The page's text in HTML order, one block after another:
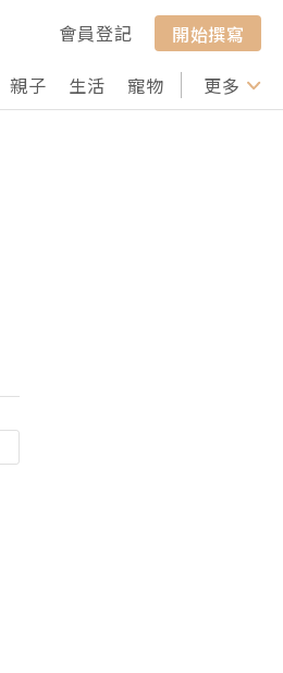
會員登記
開始撰寫
親子 生活 寵物 行山 打卡
更多